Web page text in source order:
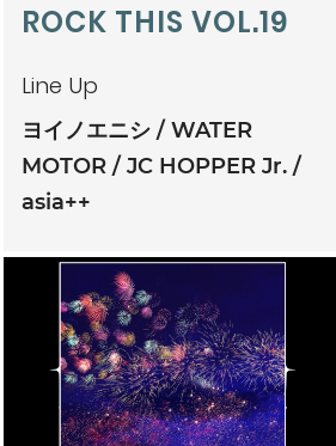
ROCK THIS VOL.19
Line Up
ヨイノエニシ
WATER
MOTOR
JC HOPPER Jr.
asia++